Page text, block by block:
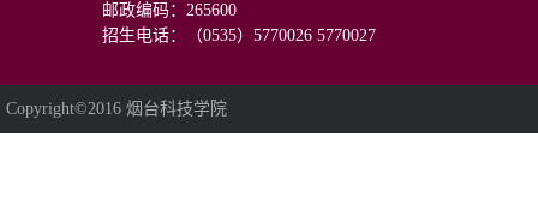
邮政编码：265600
招生电话：（0535）5770026 5770027
Copyright©2016 烟台科技学院